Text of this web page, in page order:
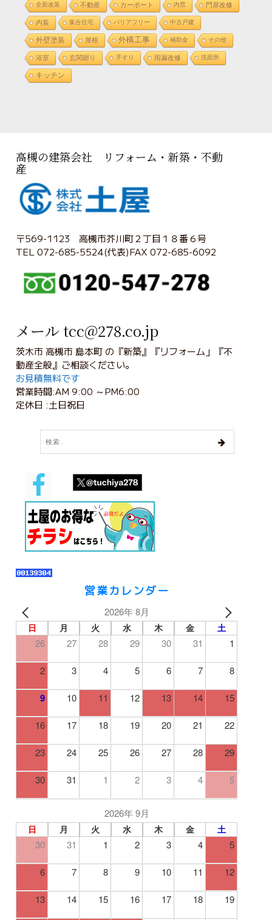
全面改装 不動産 カーポート 内窓 門扉改修
内装 集合住宅 バリアフリー 中古戸建
外壁塗装 屋根 外構工事 補助金 その他
浴室 玄関廻り 手すり 雨漏改修 洗面所
キッチン
高槻の建築会社 リフォーム・新築・不動
産
〒569-1123 高槻市芥川町２丁目１８番６号
TEL 072-685-5524(代表)FAX 072-685-6092
メール tcc@278.co.jp
茨木市 高槻市 島本町 の『新築』『リフォーム」『不
動産全般』ご相談ください。
お見積無料です
営業時間:AM 9:00 ～PM6:00
定休日 :土日祝日
営業カレンダー
2026年 8月
日 月 火 水 木 金 土
26 27 28 29 30 31 1
2 3 4 5 6 7 8
9 10 11 12 13 14 15
16 17 18 19 20 21 22
23 24 25 26 27 28 29
30 31 1 2 3 4 5
2026年 9月
日 月 火 水 木 金 土
30 31 1 2 3 4 5
6 7 8 9 10 11 12
13 14 15 16 17 18 19